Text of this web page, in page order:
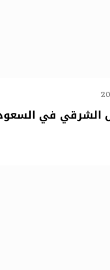
الشرقي في